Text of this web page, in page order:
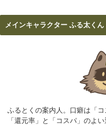
メインキャラクター ふる太くん
ふるとくの案内人。口癖は「コ
「還元率」と「コスパ」のよ